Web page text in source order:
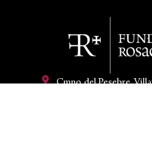
Cmno. del Pesebre,